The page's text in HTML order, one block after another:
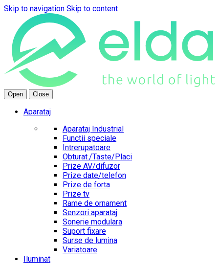
Skip to navigation Skip to content
Open Close
Aparataj
Aparataj Industrial
Functii speciale
Intrerupatoare
Obturat./Taste/Placi
Prize AV/difuzor
Prize date/telefon
Prize de forta
Prize tv
Rame de ornament
Senzori aparataj
Sonerie modulara
Suport fixare
Surse de lumina
Variatoare
Iluminat